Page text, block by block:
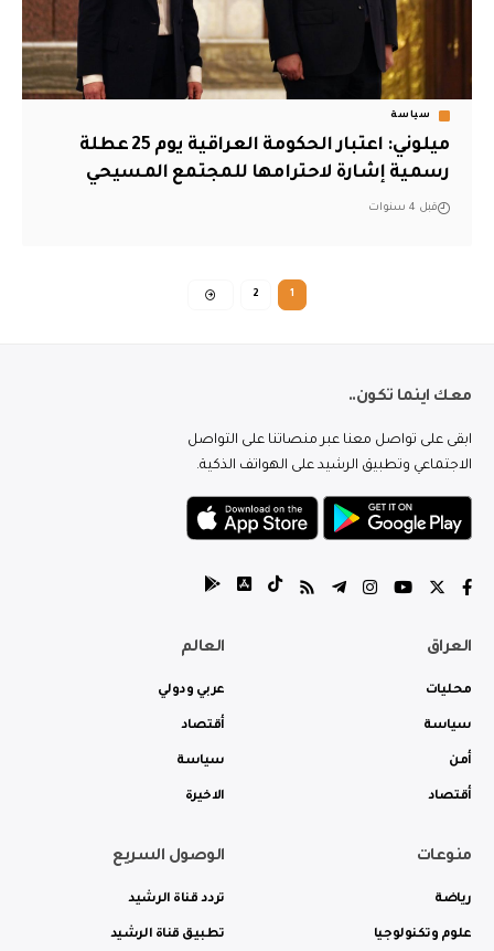
سياسة
ميلوني: اعتبار الحكومة العراقية يوم 25 عطلة
رسمية إشارة لاحترامها للمجتمع المسيحي
قبل 4 سنوات
1
2
معك اينما تكون..
ابقى على تواصل معنا عبر منصاتنا على التواصل
الاجتماعي وتطبيق الرشيد على الهواتف الذكية.
العراق
محليات
سياسة
أمن
أقتصاد
العالم
عربي ودولي
أقتصاد
سياسة
الاخيرة
منوعات
رياضة
علوم وتكنولوجيا
الوصول السريع
تردد قناة الرشيد
تطبيق قناة الرشيد